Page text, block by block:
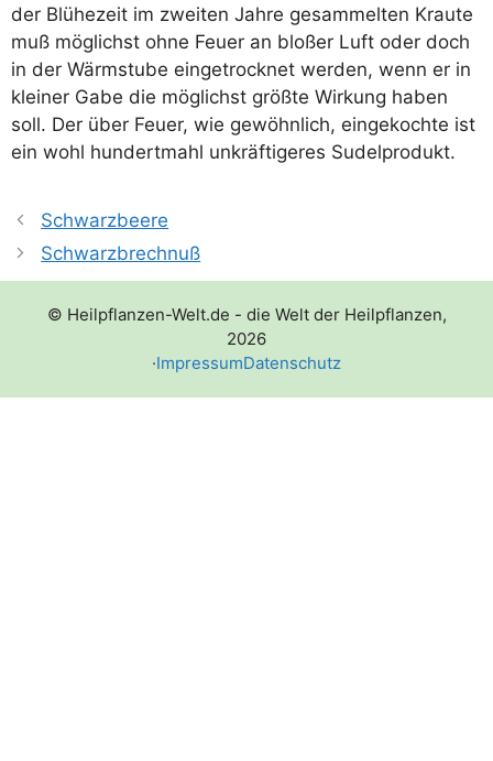
der Blü­he­zeit im zwei­ten Jah­re gesam­mel­ten Krau­te
muß mög­lichst ohne Feu­er an blo­ßer Luft oder doch
in der Wärm­stu­be ein­ge­trock­net wer­den, wenn er in
klei­ner Gabe die mög­lichst größ­te Wir­kung haben
soll. Der über Feu­er, wie gewöhn­lich, ein­ge­koch­te ist
ein wohl hun­dert­mahl unkräf­ti­ge­res Sudelprodukt.
Schwarzbeere
Schwarzbrechnuß
© Heilpflanzen-Welt.de - die Welt der Heilpflanzen,
2026
·ImpressumDatenschutz